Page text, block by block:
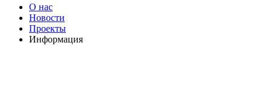
О нас
Новости
Проекты
Информация